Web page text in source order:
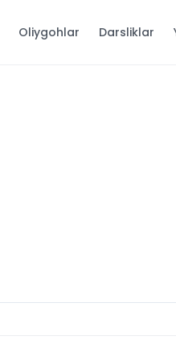
Oliygohlar Darsliklar